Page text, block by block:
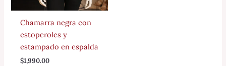
Chamarra negra con
estoperoles y
estampado en espalda
$1,990.00